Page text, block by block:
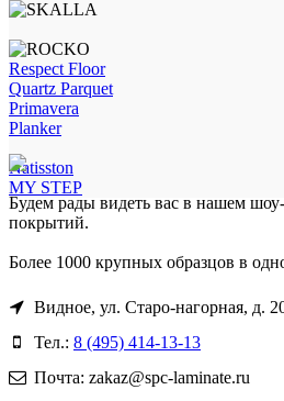
Respect Floor
Quartz Parquet
Primavera
Planker
Natisston
MY STEP
Будем рады видеть вас в нашем
покрытий.
Более 1000 крупных образцов в
Видное, ул. Старо-нагорная, д.
Тел.: 8 (495) 414-13-13
Почта: zakaz@spc-laminate.ru